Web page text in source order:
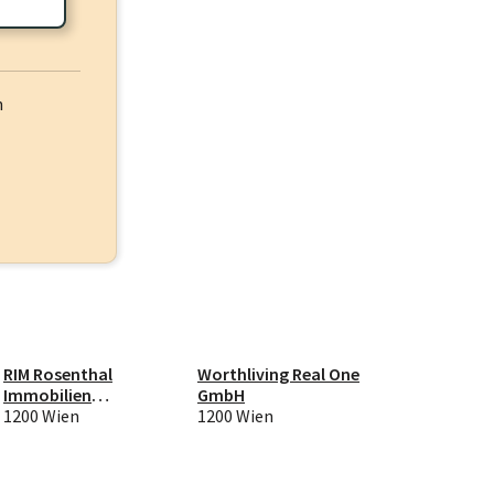
RIM Rosenthal
Immobilien
Management GmbH
1200 Wien
Worthliving Real One
GmbH
1200 Wien